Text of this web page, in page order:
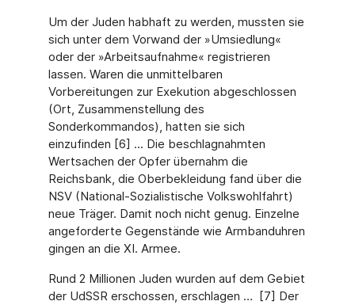
Um der Juden habhaft zu werden, mussten sie
sich unter dem Vorwand der »Umsiedlung«
oder der »Arbeitsaufnahme« registrieren
lassen. Waren die unmittelbaren
Vorbereitungen zur Exekution abgeschlossen
(Ort, Zusammenstellung des
Sonderkommandos), hatten sie sich
einzufinden [6] ... Die beschlagnahmten
Wertsachen der Opfer übernahm die
Reichsbank, die Oberbekleidung fand über die
NSV (National-Sozialistische Volkswohlfahrt)
neue Träger. Damit noch nicht genug. Einzelne
angeforderte Gegenstände wie Armbanduhren
gingen an die XI. Armee.
Rund 2 Millionen Juden wurden auf dem Gebiet
der UdSSR erschossen, erschlagen … [7] Der